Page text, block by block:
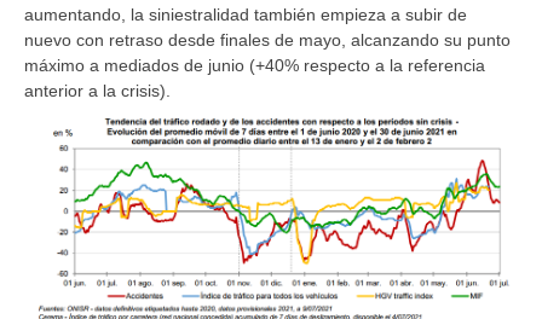
aumentando, la siniestralidad también empieza a subir de
nuevo con retraso desde finales de mayo, alcanzando su punto
máximo a mediados de junio (+40% respecto a la referencia
anterior a la crisis).